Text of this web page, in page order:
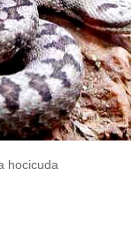
hocicuda